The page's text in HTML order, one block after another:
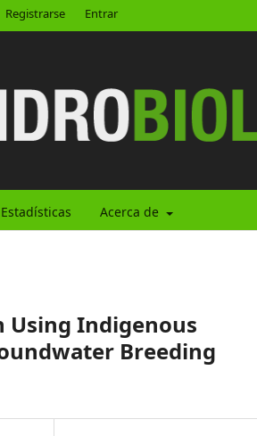
Estadísticas Acerca de
Registrarse Entrar
Indigenous
Breeding